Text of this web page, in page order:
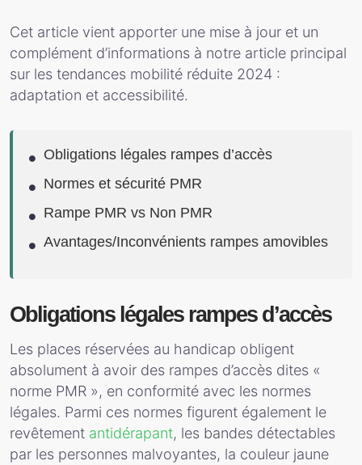
Cet article vient apporter une mise à jour et un
complément d’informations à notre article principal
sur les tendances mobilité réduite 2024 :
adaptation et accessibilité.
Obligations légales rampes d’accès
Normes et sécurité PMR
Rampe PMR vs Non PMR
Avantages/Inconvénients rampes amovibles
Obligations légales rampes d’accès
Les places réservées au handicap obligent
absolument à avoir des rampes d’accès dites «
norme PMR », en conformité avec les normes
légales. Parmi ces normes figurent également le
revêtement antidérapant, les bandes détectables
par les personnes malvoyantes, la couleur jaune